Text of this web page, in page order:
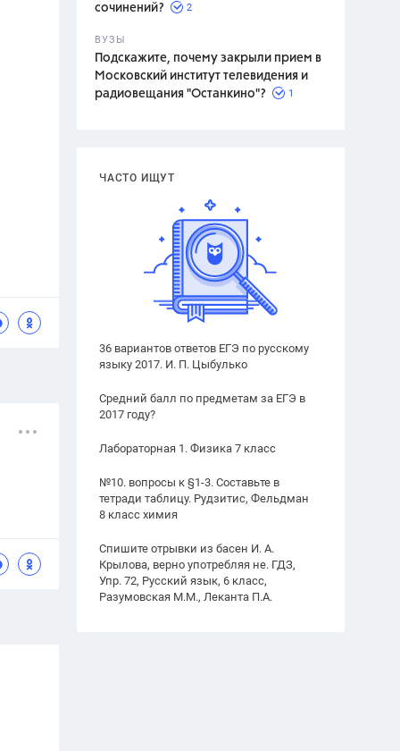
сочинений?
2
ВУЗЫ
Подскажите, почему закрыли прием в
Московский институт телевидения и
радиовещания "Останкино"?
1
ЧАСТО ИЩУТ
36 вариантов ответов ЕГЭ по русскому
языку 2017. И. П. Цыбулько
Средний балл по предметам за ЕГЭ в
2017 году?
Лабораторная 1. Физика 7 класс
№10. вопросы к §1-3. Составьте в
тетради таблицу. Рудзитис, Фельдман
8 класс химия
Спишите отрывки из басен И. А.
Крылова, верно употребляя не. ГДЗ,
Упр. 72, Русский язык, 6 класс,
Разумовская М.М., Леканта П.А.